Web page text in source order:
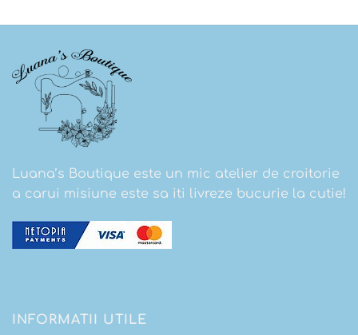
Luana’s Boutique este un mic atelier de croitorie
a carui misiune este sa iti livreze bucurie la cutie!
INFORMATII UTILE